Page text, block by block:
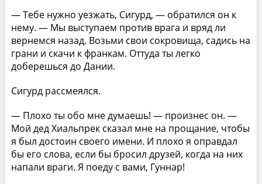
— Тебе нужно уезжать, Сигурд, — обратился он к
нему. — Мы выступаем против врага и вряд ли
вернемся назад. Возьми свои сокровища, садись на
грани и скачи к франкам. Оттуда ты легко
доберешься до Дании.
Сигурд рассмеялся.
— Плохо ты обо мне думаешь! — произнес он. —
Мой дед Хиальпрек сказал мне на прощание, чтобы
я был достоин своего имени. И плохо я оправдал
бы его слова, если бы бросил друзей, когда на них
напали враги. Я поеду с вами, Гуннар!